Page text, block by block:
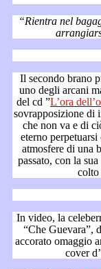
“Rientra nel bagaglio
uno degli arcani maggiori dei tarocchi di Marsiglia,
del cd ”
L’ora
sovrapposizione di immagini di denunce sociali di ciò
che non va e di ciò che
eterno perpetuarsi della vita terrena nell’aldilà, con
atmosfere di una ballata
passato, con la sua voce imponente che ne ricama il
colto
In video, la
“Che Guevara”, di Carlos Puebla (1965), è il suo
accorato omaggio annuale alla